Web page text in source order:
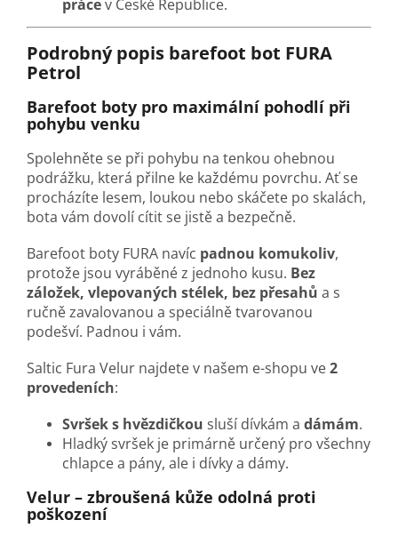
prácev České Republice.
Podrobný popis barefoot bot FURA
Petrol
Barefoot boty pro maximální pohodlí při
pohybu venku
Spolehněte se při pohybu na tenkou ohebnou
podrážku, která přilne ke každému povrchu. Ať se
procházíte lesem, loukou nebo skáčete po skalách,
bota vám dovolí cítit se jistě a bezpečně.
Barefoot boty FURA navíc padnou komukoliv,
protože jsou vyráběné z jednoho kusu. Bez
záložek, vlepovaných stélek, bez přesahů a s
ručně zavalovanou a speciálně tvarovanou
podešví. Padnou i vám.
Saltic Fura Velur najdete v našem e-shopu ve2
provedeních:
Svršek s hvězdičkou sluší dívkám a dámám.
Hladký svršek je primárně určený pro všechny
chlapce a pány, ale i dívky a dámy.
Velur – zbroušená kůže odolná proti
poškození